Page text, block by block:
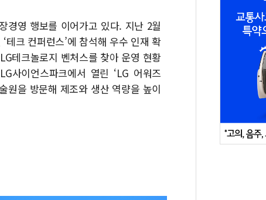
경영 행보를 이어가고 있다. 지난 2월
테크 컨퍼런스’에 참석해 우수 인재 확
테크놀로지 벤처스를 찾아 운영 현황
사이언스파크에서 열린 ‘LG 어워즈
원을 방문해 제조와 생산 역량을 높이